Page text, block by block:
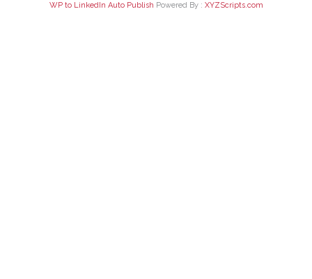
WP to LinkedIn Auto Publish Powered By : XYZScripts.com